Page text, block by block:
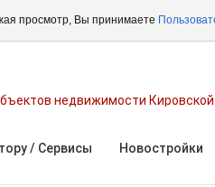
просмотр, Вы принимаете
недвижимости
/ Сервисы Новостройки